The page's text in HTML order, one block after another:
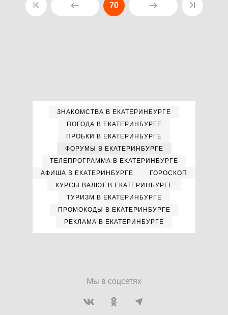
70
ЗНАКОМСТВА В ЕКАТЕРИНБУРГЕ
ПОГОДА В ЕКАТЕРИНБУРГЕ
ПРОБКИ В ЕКАТЕРИНБУРГЕ
ФОРУМЫ В ЕКАТЕРИНБУРГЕ
ТЕЛЕПРОГРАММА В ЕКАТЕРИНБУРГЕ
АФИША В ЕКАТЕРИНБУРГЕ
ГОРОСКОП
КУРСЫ ВАЛЮТ В ЕКАТЕРИНБУРГЕ
ТУРИЗМ В ЕКАТЕРИНБУРГЕ
ПРОМОКОДЫ В ЕКАТЕРИНБУРГЕ
РЕКЛАМА В ЕКАТЕРИНБУРГЕ
Мы в соцсетях